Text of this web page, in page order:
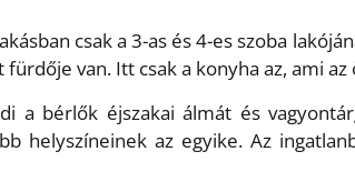
csak a 3-as és 4-es szoba
fürdője van. Itt csak a konyha az, ami
a bérlők éjszakai álmát és
helyszíneinek az egyike. Az